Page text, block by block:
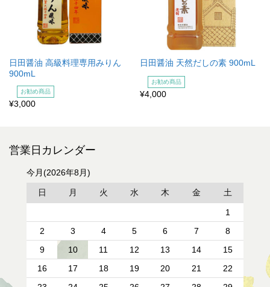
日田醤油 高級料理専用みりん
900mL
お勧め商品
¥3,000
日田醤油 天然だしの素 900mL
お勧め商品
¥4,000
営業日カレンダー
今月(2026年8月)
日 月 火 水 木 金 土
1
2
3 4 5 6 7
8
9
10 11 12 13 14
15
16
17 18 19 20 21
22